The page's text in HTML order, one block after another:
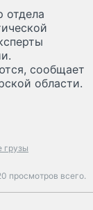
отдела
сообщает
области.
грузы
просмотров всего.